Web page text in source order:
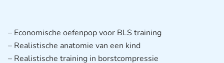
– Economische oefenpop voor BLS training
– Realistische anatomie van een kind
– Realistische training in borstcompressie